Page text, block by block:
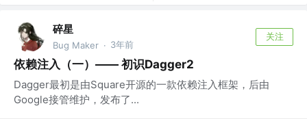
碎星
Bug Maker · 3年前
关注
依赖注入（一）—— 初识Dagger2
Dagger最初是由Square开源的一款依赖注入框架，后由
Google接管维护，发布了...